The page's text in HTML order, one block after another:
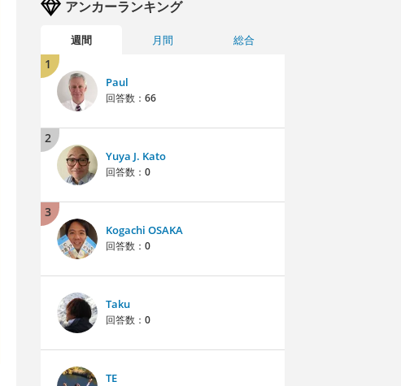
アンカーランキング
週間 月間 総合
1
Paul
回答数： 66
2
Yuya J. Kato
回答数： 0
3
Kogachi OSAKA
回答数： 0
Taku
回答数： 0
TE